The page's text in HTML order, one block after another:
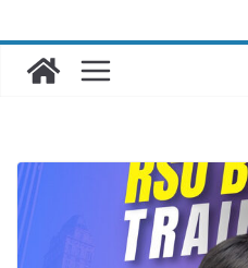
สายสีแดงเข้ม “
เดินหน้าพัฒนาโ
เท็จจริงและกา